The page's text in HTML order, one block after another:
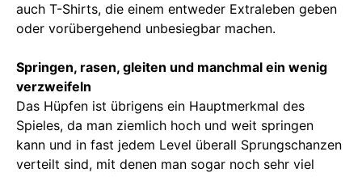
auch T-Shirts, die einem entweder Extraleben geben
oder vorübergehend unbesiegbar machen.
Springen, rasen, gleiten und manchmal ein wenig
verzweifeln
Das Hüpfen ist übrigens ein Hauptmerkmal des
Spieles, da man ziemlich hoch und weit springen
kann und in fast jedem Level überall Sprungschanzen
verteilt sind, mit denen man sogar noch sehr viel